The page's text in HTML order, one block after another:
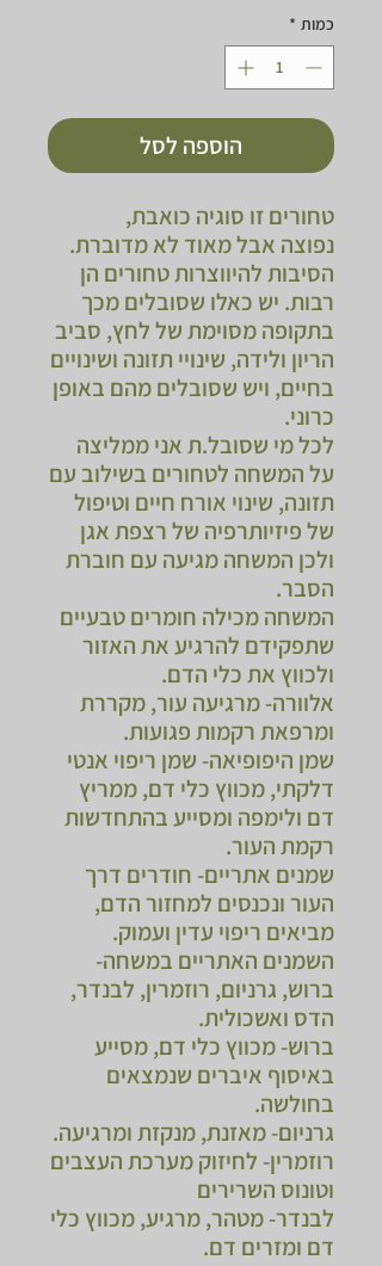
כמות *
הוספה לסל
טחורים זו סוגיה כואבת,
נפוצה אבל מאוד לא מדוברת.
הסיבות להיווצרות טחורים הן
רבות. יש כאלו שסובלים מכך
בתקופה מסוימת של לחץ, סביב
הריון ולידה, שינויי תזונה ושינויים
בחיים, ויש שסובלים מהם באופן
כרוני.
לכל מי שסובל.ת אני ממליצה
על המשחה לטחורים בשילוב עם
תזונה, שינוי אורח חיים וטיפול
של פיזיותרפיה של רצפת אגן
ולכן המשחה מגיעה עם חוברת
הסבר.
המשחה מכילה חומרים טבעיים
שתפקידם להרגיע את האזור
ולכווץ את כלי הדם.
אלוורה- מרגיעה עור, מקררת
ומרפאת רקמות פגועות.
שמן היפופיאה- שמן ריפוי אנטי
דלקתי, מכווץ כלי דם, ממריץ
דם ולימפה ומסייע בהתחדשות
רקמת העור.
שמנים אתריים- חודרים דרך
העור ונכנסים למחזור הדם,
מביאים ריפוי עדין ועמוק.
השמנים האתריים במשחה-
ברוש, גרניום, רוזמרין, לבנדר,
הדס ואשכולית.
ברוש- מכווץ כלי דם, מסייע
באיסוף איברים שנמצאים
בחולשה.
גרניום- מאזנת, מנקזת ומרגיעה.
רוזמרין- לחיזוק מערכת העצבים
וטונוס השרירים
לבנדר- מטהר, מרגיע, מכווץ כלי
דם ומזרים דם.